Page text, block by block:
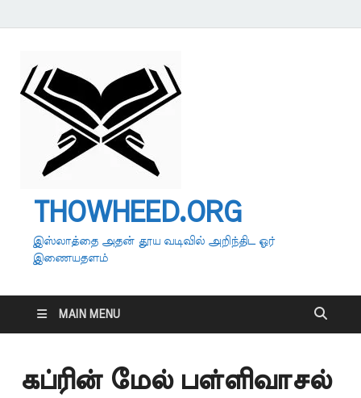
THOWHEED.ORG
இஸ்லாத்தை அதன் தூய வடிவில் அறிந்திட ஓர்
இணையதளம்
MAIN MENU
கப்ரின் மேல் பள்ளிவாசல்